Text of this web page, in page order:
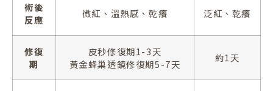
術後
反應
微紅、溫熱感、乾癢 泛紅、乾癢
修復
期
皮秒修復期1-3天
黃金蜂巢透鏡修復期5-7天
約1天